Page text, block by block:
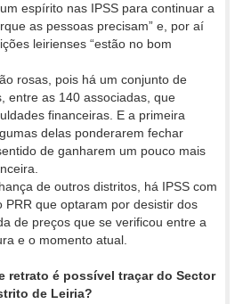
espírito nas IPSS para continuar a
as pessoas precisam” e, por aí
leirienses “estão no bom
rosas, pois há um conjunto de
entre as 140 associadas, que
financeiras. E a primeira
delas ponderarem fechar
de ganharem um pouco mais
de outros distritos, há IPSS com
PRR que optaram por desistir dos
de preços que se verificou entre a
e o momento atual.
retrato é possível traçar do Sector
de Leiria?